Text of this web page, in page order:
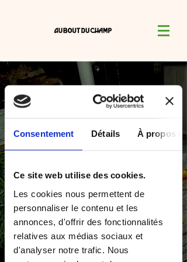
Consentement Détails À propos
Ce site web utilise des cookies.
Les cookies nous permettent de
personnaliser le contenu et les
annonces, d'offrir des fonctionnalités
relatives aux médias sociaux et
d'analyser notre trafic. Nous
Du champ à
la ville,
sans
détour.
Commandez en ligne